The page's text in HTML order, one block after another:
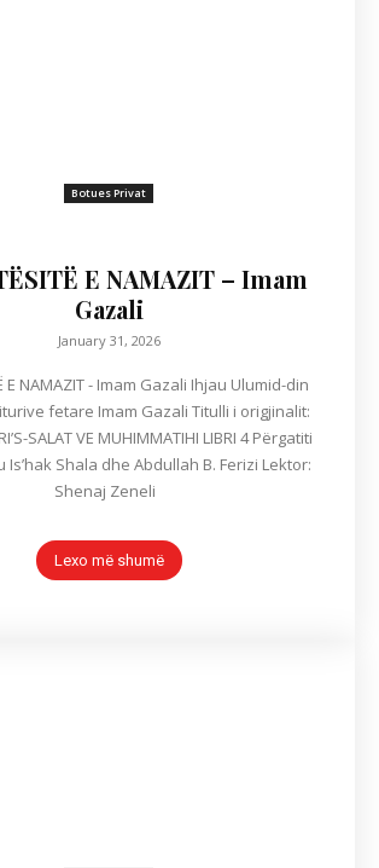
Botues Privat
E NAMAZIT – Imam
Gazali
January 31, 2026
- Imam Gazali Ihjau Ulumid-din
fetare Imam Gazali Titulli i origjinalit:
SALAT VE MUHIMMATIHI LIBRI 4 Përgatiti
Shala dhe Abdullah B. Ferizi Lektor:
Lexo më shumë